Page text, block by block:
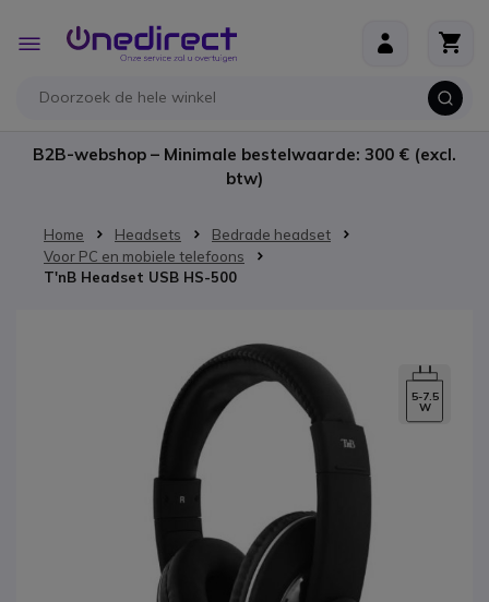
Toggle
Nav
B2B-webshop – Minimale bestelwaarde: 300 € (excl.
btw)
Home Headsets
Bedrade headset
Voor PC en mobiele telefoons
T'nB Headset USB HS-500
5-7.5
W